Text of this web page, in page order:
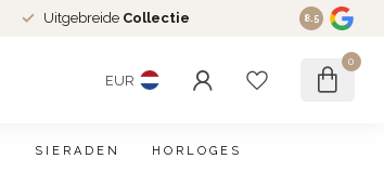
Uitgebreide Collectie 8.5
EUR
0
SIERADEN HORLOGES